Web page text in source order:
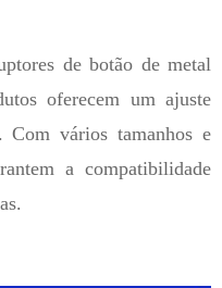
de botão de metal
oferecem um ajuste
Com vários tamanhos e
a compatibilidade